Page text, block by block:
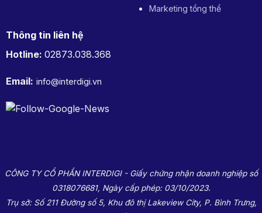
Marketing tổng thể
Thông tin liên hệ
Hotline: 02873.038.368
Email: info@interdigi.vn
CÔNG TY CỔ PHẦN INTERDIGI - Giấy chứng nhận doanh nghiệp số
0318076681, Ngày cấp phép: 03/10/2023.
Trụ sở: Số 211 Đường số 5, Khu đô thị Lakeview City, P. Bình Trưng,